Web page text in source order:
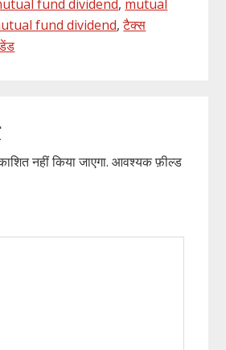
fund dividend, mutual
fund dividend,टैक्स
नहीं किया जाएगा. आवश्यक फ़ील्ड